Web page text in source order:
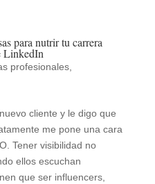
para nutrir tu carrera
LinkedIn
profesionales,
cliente y le digo que
me pone una cara
Tener visibilidad no
ellos escuchan
que ser influencers,